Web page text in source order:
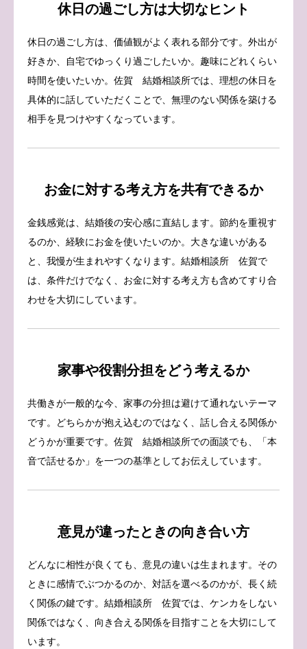
休日の過ごし方は大切なヒント
休日の過ごし方は、価値観がよく表れる部分です。外出が
好きか、自宅でゆっくり過ごしたいか。趣味にどれくらい
時間を使いたいか。佐賀 結婚相談所では、理想の休日を
具体的に話していただくことで、無理のない関係を築ける
相手を見つけやすくなっています。
お金に対する考え方を共有できるか
金銭感覚は、結婚後の安心感に直結します。節約を重視す
るのか、経験にお金を使いたいのか。大きな違いがある
と、我慢が生まれやすくなります。結婚相談所 佐賀で
は、条件だけでなく、お金に対する考え方も含めてすり合
わせを大切にしています。
家事や役割分担をどう考えるか
共働きが一般的な今、家事の分担は避けて通れないテーマ
です。どちらかが抱え込むのではなく、話し合える関係か
どうかが重要です。佐賀 結婚相談所での面談でも、「本
音で話せるか」を一つの基準としてお伝えしています。
意見が違ったときの向き合い方
どんなに相性が良くても、意見の違いは生まれます。その
ときに感情でぶつかるのか、対話を選べるのかが、長く続
く関係の鍵です。結婚相談所 佐賀では、ケンカをしない
関係ではなく、向き合える関係を目指すことを大切にして
います。